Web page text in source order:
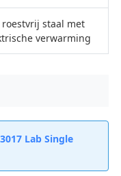
roestvrij staal met
verwarming
Lab Single